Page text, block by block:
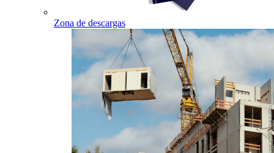
Zona de descargas